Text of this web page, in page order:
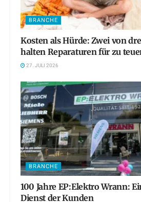
BRANCHE
Kosten als Hürde: Zwei von
halten Reparaturen für zu
27. JULI 2026
BRANCHE
100 Jahre EP:Elektro Wrann:
Dienst der Kunden